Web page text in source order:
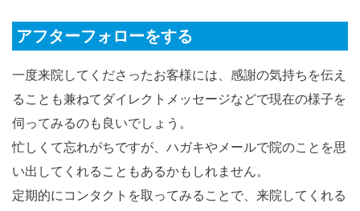
アフターフォローをする
一度来院してくださったお客様には、感謝の気持ちを伝え
ることも兼ねてダイレクトメッセージなどで現在の様子を
伺ってみるのも良いでしょう。
忙しくて忘れがちですが、ハガキやメールで院のことを思
い出してくれることもあるかもしれません。
定期的にコンタクトを取ってみることで、来院してくれる